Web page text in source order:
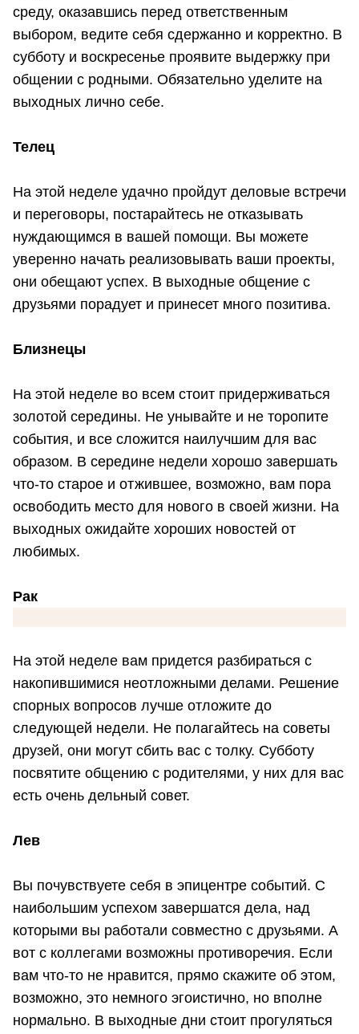
среду, оказавшись перед ответственным
выбором, ведите себя сдержанно и корректно. В
субботу и воскресенье проявите выдержку при
общении с родными. Обязательно уделите на
выходных лично себе.
Телец
На этой неделе удачно пройдут деловые встречи
и переговоры, постарайтесь не отказывать
нуждающимся в вашей помощи. Вы можете
уверенно начать реализовывать ваши проекты,
они обещают успех. В выходные общение с
друзьями порадует и принесет много позитива.
Близнецы
На этой неделе во всем стоит придерживаться
золотой середины. Не унывайте и не торопите
события, и все сложится наилучшим для вас
образом. В середине недели хорошо завершать
что-то старое и отжившее, возможно, вам пора
освободить место для нового в своей жизни. На
выходных ожидайте хороших новостей от
любимых.
Рак
На этой неделе вам придется разбираться с
накопившимися неотложными делами. Решение
спорных вопросов лучше отложите до
следующей недели. Не полагайтесь на советы
друзей, они могут сбить вас с толку. Субботу
посвятите общению с родителями, у них для вас
есть очень дельный совет.
Лев
Вы почувствуете себя в эпицентре событий. С
наибольшим успехом завершатся дела, над
которыми вы работали совместно с друзьями. А
вот с коллегами возможны противоречия. Если
вам что-то не нравится, прямо скажите об этом,
возможно, это немного эгоистично, но вполне
нормально. В выходные дни стоит прогуляться